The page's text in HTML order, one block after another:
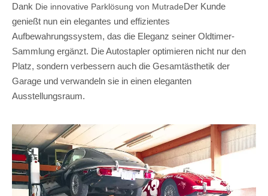
Dank Die innovative Parklösung von MutradeDer Kunde
genießt nun ein elegantes und effizientes
Aufbewahrungssystem, das die Eleganz seiner Oldtimer-
Sammlung ergänzt. Die Autostapler optimieren nicht nur den
Platz, sondern verbessern auch die Gesamtästhetik der
Garage und verwandeln sie in einen eleganten
Ausstellungsraum.